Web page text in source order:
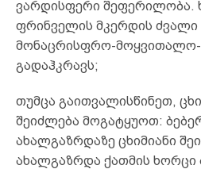
ვარდისფერი შეფერილობა.
ფრინველის მკერდის ძვალი
მონაცრისფრო-
გადაჰკრავს;
თუმცა გაითვალისწინეთ,
შეიძლება მოგატყუოთ:
ახალგაზრდაზე ცხიმიანი
ახალგაზრდა ქათმის ხორცი